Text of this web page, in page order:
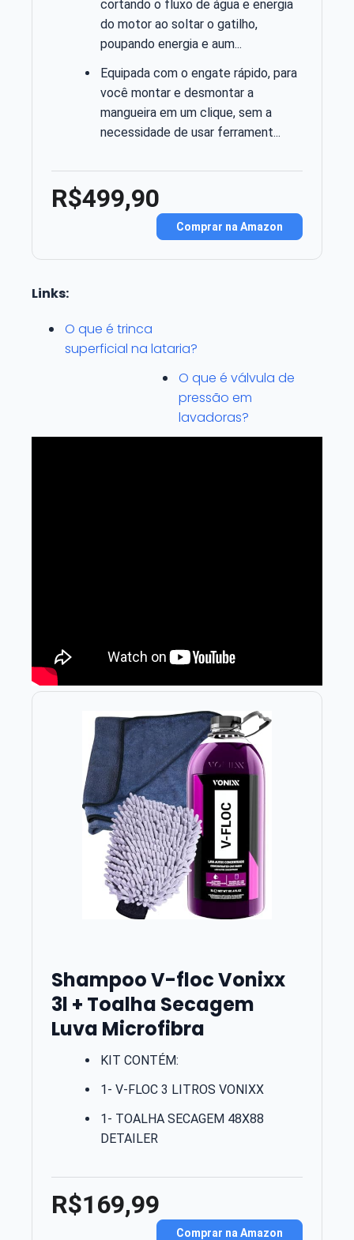
cortando o fluxo de água e energia
do motor ao soltar o gatilho,
poupando energia e aum...
Equipada com o engate rápido, para
você montar e desmontar a
mangueira em um clique, sem a
necessidade de usar ferrament...
R$499,90
Comprar na Amazon
Links:
O que é trinca
superficial na lataria?
O que é válvula de
pressão em
lavadoras?
Shampoo V-floc Vonixx
3l + Toalha Secagem
Luva Microfibra
KIT CONTÉM:
1- V-FLOC 3 LITROS VONIXX
1- TOALHA SECAGEM 48X88
DETAILER
R$169,99
Comprar na Amazon